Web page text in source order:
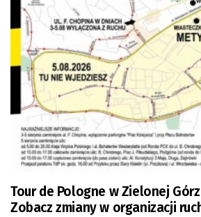
Tour de Pologne w Zielonej
Zobacz zmiany w organizacji